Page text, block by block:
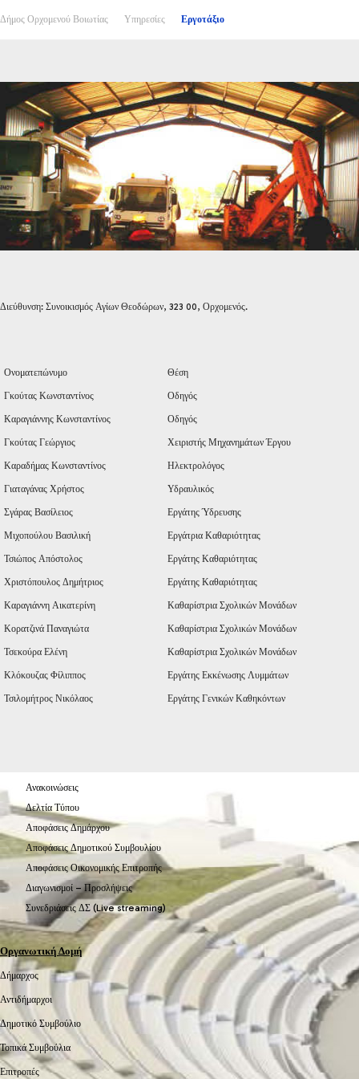
Δήμος Ορχομενού Βοιωτίας Υπηρεσίες Εργοτάξιο
Διεύθυνση: Συνοικισμός Αγίων Θεοδώρων, 323 00, Ορχομενός.
Ονοματεπώνυμο Θέση
Γκούτας Κωνσταντίνος Οδηγός
Καραγιάννης Κωνσταντίνος Οδηγός
Γκούτας Γεώργιος Χειριστής Μηχανημάτων Έργου
Καραδήμας Κωνσταντίνος Ηλεκτρολόγος
Γιαταγάνας Χρήστος Υδραυλικός
Σγάρας Βασίλειος Εργάτης Ύδρευσης
Μιχοπούλου Βασιλική Εργάτρια Καθαριότητας
Τσιώπος Απόστολος Εργάτης Καθαριότητας
Χριστόπουλος Δημήτριος Εργάτης Καθαριότητας
Καραγιάννη Αικατερίνη Καθαρίστρια Σχολικών Μονάδων
Κορατζινά Παναγιώτα Καθαρίστρια Σχολικών Μονάδων
Τσεκούρα Ελένη Καθαρίστρια Σχολικών Μονάδων
Κλόκουζας Φίλιππος Εργάτης Εκκένωσης Λυμμάτων
Τσιλομήτρος Νικόλαος Εργάτης Γενικών Καθηκόντων
Ανακοινώσεις
Δελτία Τύπου
Αποφάσεις Δημάρχου
Αποφάσεις Δημοτικού Συμβουλίου
Αποφάσεις Οικονομικής Επιτροπής
Διαγωνισμοί – Προσλήψεις
Συνεδριάσεις ΔΣ (Live streaming)
Οργανωτική Δομή
Δήμαρχος
Αντιδήμαρχοι
Δημοτικό Συμβούλιο
Τοπικά Συμβούλια
Επιτροπές